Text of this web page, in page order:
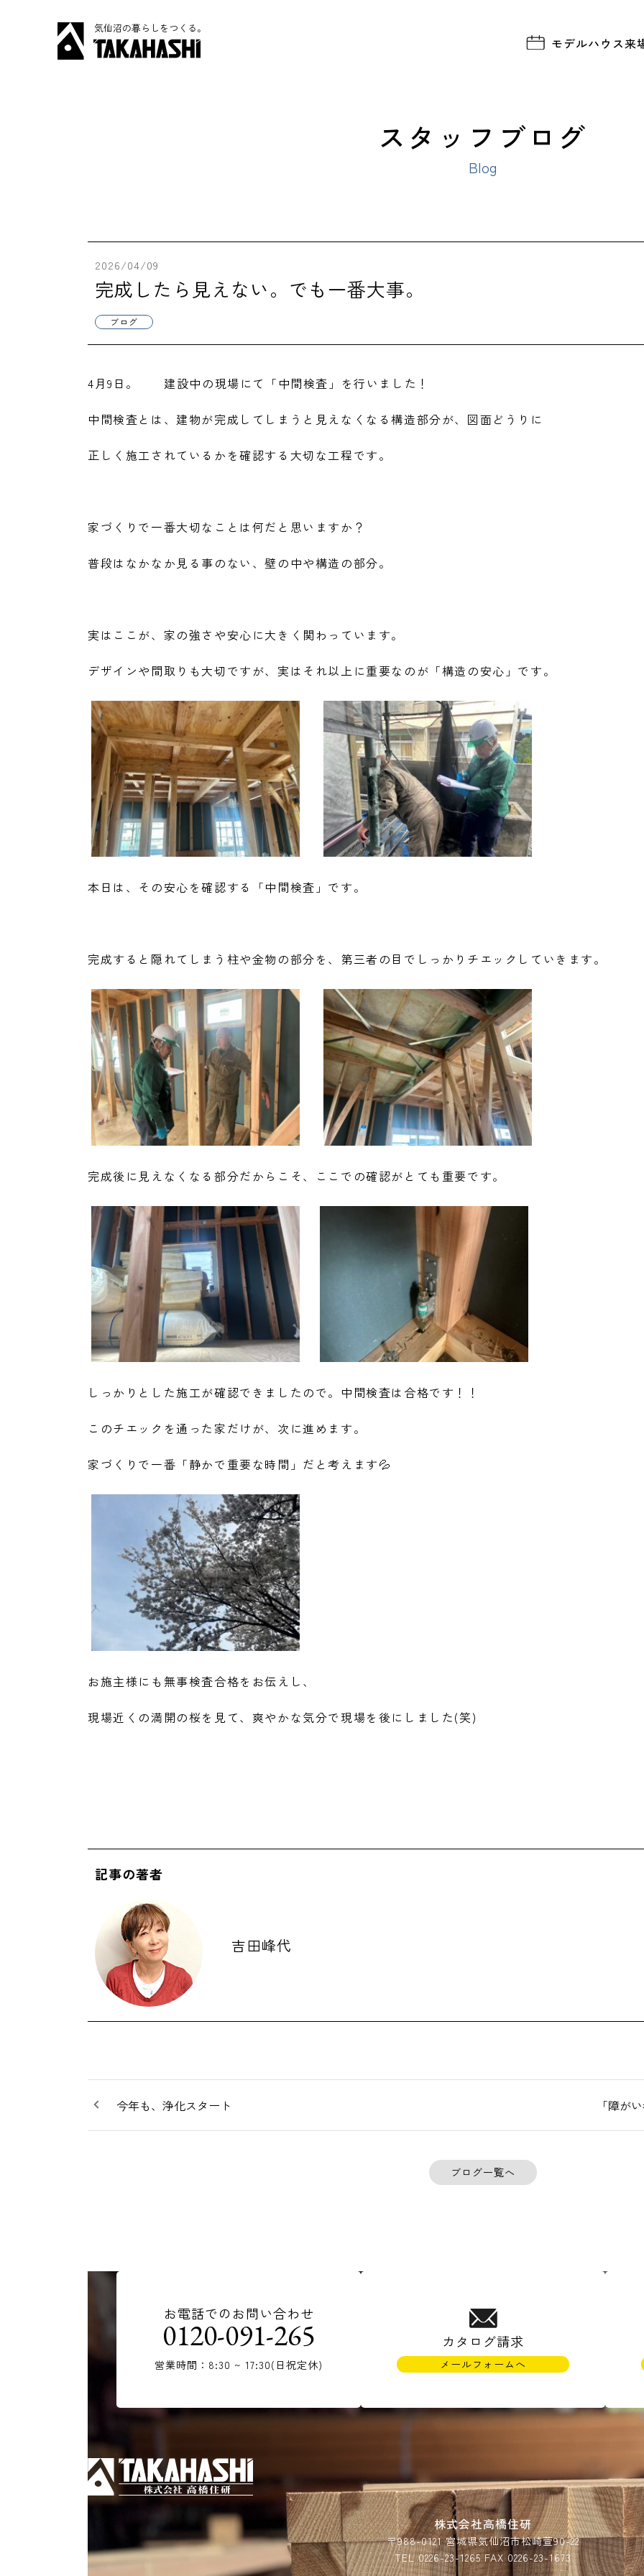
気仙沼の暮らしをつくる。
モデルハウス来
スタッフブログ
Blog
2026/04/09
完成したら見えない。でも一番大事。
ブログ
4月9日。 建設中の現場にて「中間検査」を行いました！
中間検査とは、建物が完成してしまうと見えなくなる構造部分が、図面どうりに
正しく施工されているかを確認する大切な工程です。
家づくりで一番大切なことは何だと思いますか？
普段はなかなか見る事のない、壁の中や構造の部分。
実はここが、家の強さや安心に大きく関わっています。
デザインや間取りも大切ですが、実はそれ以上に重要なのが「構造の安心」です。
本日は、その安心を確認する「中間検査」です。
完成すると隠れてしまう柱や金物の部分を、第三者の目でしっかりチエックしていきます。
完成後に見えなくなる部分だからこそ、ここでの確認がとても重要です。
しっかりとした施工が確認できましたので。中間検査は合格です！！
このチエックを通った家だけが、次に進めます。
家づくりで一番「静かで重要な時間」だと考えます💦
お施主様にも無事検査合格をお伝えし、
現場近くの満開の桜を見て、爽やかな気分で現場を後にしました(笑)
記事の著者
吉田峰代
今年も、浄化スタート 「障が
ブログ一覧へ
お電話でのお問い合わせ
0120-091-265
営業時間：8:30 ~ 17:30(日祝定休)
カタログ請求
メールフォームへ
株式会社高橋住研
〒988-0121 宮城県気仙沼市松崎萱90-22
TEL 0226-23-1265 FAX 0226-23-1673